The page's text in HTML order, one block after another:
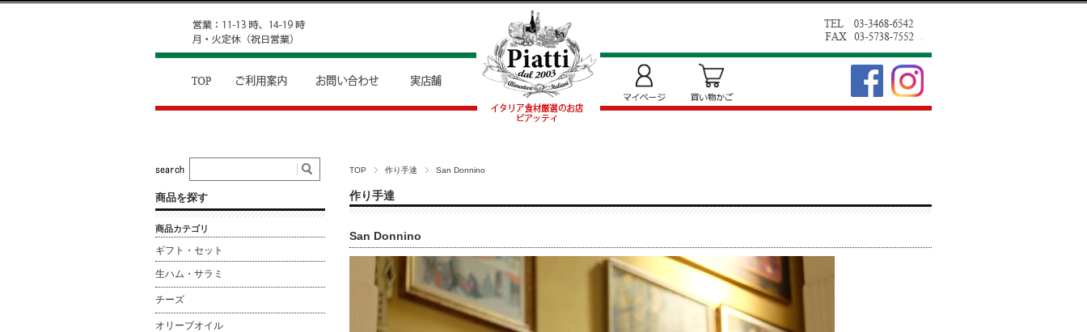
TOP 作り手達 San Donnino
作り手達
San Donnino
商品を探す
商品カテゴリ
ギフト・セット
生ハム・サラミ
チーズ
オリーブオイル